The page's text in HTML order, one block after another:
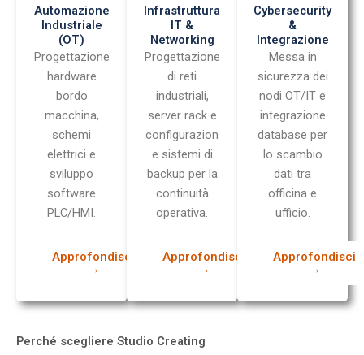
Automazione
Industriale
(OT)
Progettazione
hardware
bordo
macchina,
schemi
elettrici e
sviluppo
software
PLC/HMI.
Approfondisci
→
Infrastruttura
IT &
Networking
Progettazione
di reti
industriali,
server rack e
configurazion
e sistemi di
backup per la
continuità
operativa.
Approfondisci
→
Cybersecurity
&
Integrazione
Messa in
sicurezza dei
nodi OT/IT e
integrazione
database per
lo scambio
dati tra
officina e
ufficio.
Approfondisci
→
Perché scegliere Studio Creating